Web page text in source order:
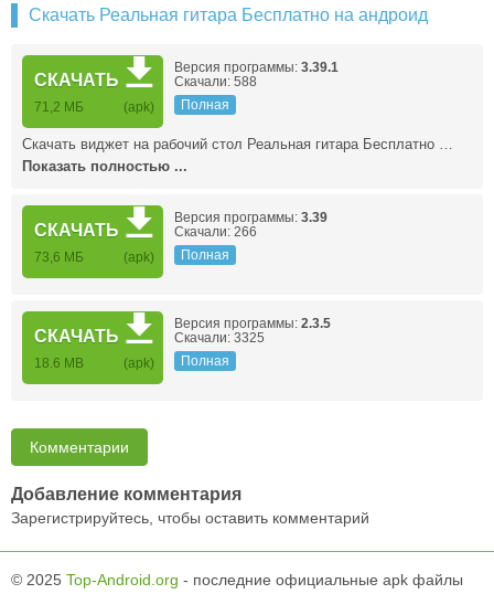
Скачать Реальная гитара Бесплатно на андроид
СКАЧАТЬ
71,2 МБ (apk)
Версия программы: 3.39.1
Скачали: 588
Полная
Скачать виджет на рабочий стол Реальная гитара Бесплатно …
Показать полностью ...
СКАЧАТЬ
73,6 МБ (apk)
Версия программы: 3.39
Скачали: 266
Полная
СКАЧАТЬ
18.6 MB (apk)
Версия программы: 2.3.5
Скачали: 3325
Полная
Комментарии
Добавление комментария
Зарегистрируйтесь, чтобы оставить комментарий
© 2025 Top-Android.org - последние официальные apk файлы